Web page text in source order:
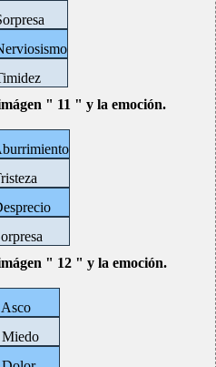
" 11 " y la emoción.
" 12 " y la emoción.
Asco
Miedo